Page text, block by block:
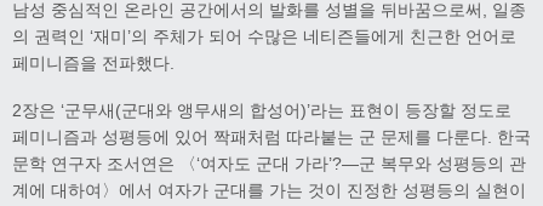
남성 중심적인 온라인 공간에서의 발화를 성별을 뒤바꿈으로써, 일종
의 권력인 ‘재미’의 주체가 되어 수많은 네티즌들에게 친근한 언어로
페미니즘을 전파했다.
2장은 ‘군무새(군대와 앵무새의 합성어)’라는 표현이 등장할 정도로
페미니즘과 성평등에 있어 짝패처럼 따라붙는 군 문제를 다룬다. 한국
문학 연구자 조서연은 〈‘여자도 군대 가라’?―군 복무와 성평등의 관
계에 대하여〉에서 여자가 군대를 가는 것이 진정한 성평등의 실현이